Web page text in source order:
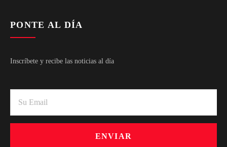
PONTE AL DÍA
Inscríbete y recibe las noticias al día
ENVIAR